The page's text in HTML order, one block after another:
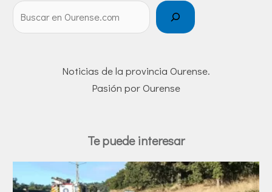
Noticias de la provincia Ourense.
Pasión por Ourense
Te puede interesar